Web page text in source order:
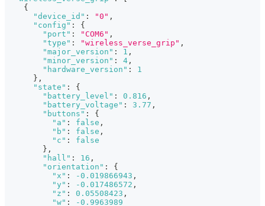
{
"device_id" : "0" ,
"config" :
{
"port" : "COM6" ,
"type" : "wireless_verse_grip" ,
"major_version" : 1 ,
"minor_version" : 4 ,
"hardware_version" :
1
} ,
"state" :
{
"battery_level" : 0.816 ,
"battery_voltage" : 3.77 ,
"buttons" :
{
"a" : false ,
"b" : false ,
"c" :
false
} ,
"hall" : 16 ,
"orientation" :
{
"x" : -0.019866943 ,
"y" : -0.017486572 ,
"z" : 0.05508423 ,
"w" : -0.9963989